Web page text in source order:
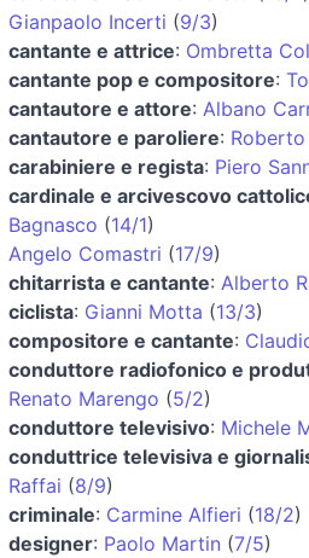
Gianpaolo Incerti (9/3)
cantante e attrice: Ombretta
cantante pop e compositore:
cantautore e attore: Albano
cantautore e paroliere:
carabiniere e regista: Piero
cardinale e arcivescovo
Bagnasco (14/1)
Angelo Comastri (17/9)
chitarrista e cantante: Alberto
ciclista: Gianni Motta (13/3)
compositore e cantante:
conduttore radiofonico e
Renato Marengo (5/2)
conduttore televisivo: Michele
conduttrice televisiva e
Raffai (8/9)
criminale: Carmine Alfieri (18/2)
designer: Paolo Martin (7/5)